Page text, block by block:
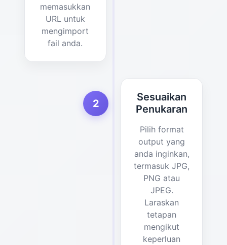
memasukkan
URL untuk
mengimport
fail anda.
2
Sesuaikan
Penukaran
Pilih format
output yang
anda inginkan,
termasuk JPG,
PNG atau
JPEG.
Laraskan
tetapan
mengikut
keperluan